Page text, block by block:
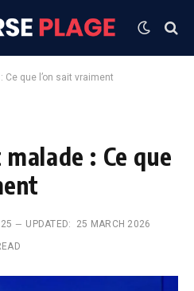
que l’on sait vraiment
: Ce que
UPDATED:
25 MARCH 2026